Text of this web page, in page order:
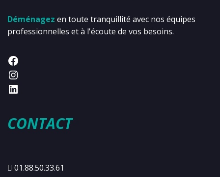
Déménagez en toute tranquillité avec nos équipes
professionnelles et à l'écoute de vos besoins.
CONTACT
01.88.50.33.61